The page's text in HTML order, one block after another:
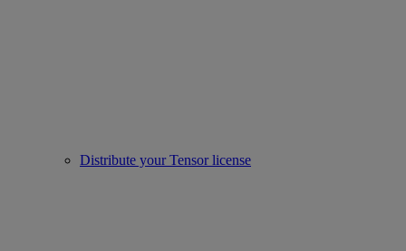
Distribute your Tensor license